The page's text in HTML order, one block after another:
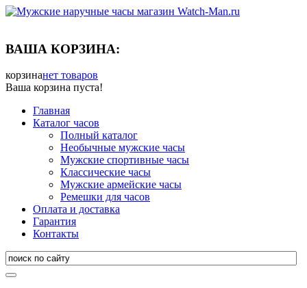
ВАША КОРЗИНА:
корзинанет товаров
Ваша корзина пуста!
Главная
Каталог часов
Полный каталог
Необычные мужские часы
Мужские спортивные часы
Классические часы
Мужские армейские часы
Ремешки для часов
Оплата и доставка
Гарантия
Контакты